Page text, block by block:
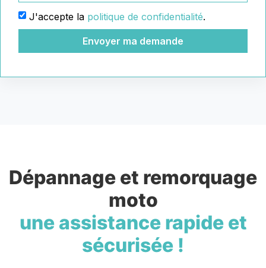
J'accepte la politique de confidentialité.
Envoyer ma demande
Dépannage et remorquage
moto
une assistance rapide et
sécurisée !